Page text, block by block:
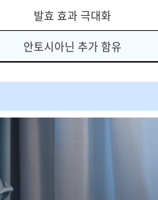
발효 효과 극대화
안토시아닌 추가 함유